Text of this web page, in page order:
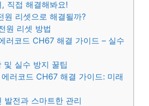
직접 해결해봐요!
원 리셋으로 해결될까?
원 리셋 방법
러코드 CH67 해결 가이드 – 실수
및 실수 방지 꿀팁
러코드 CH67 해결 가이드: 미래
발전과 스마트한 관리